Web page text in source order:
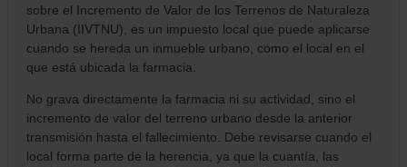
sobre el Incremento de Valor de los Terrenos de Naturaleza
Urbana (IIVTNU), es un impuesto local que puede aplicarse
cuando se hereda un inmueble urbano, como el local en el
que está ubicada la farmacia.
No grava directamente la farmacia ni su actividad, sino el
incremento de valor del terreno urbano desde la anterior
transmisión hasta el fallecimiento. Debe revisarse cuando el
local forma parte de la herencia, ya que la cuantía, las